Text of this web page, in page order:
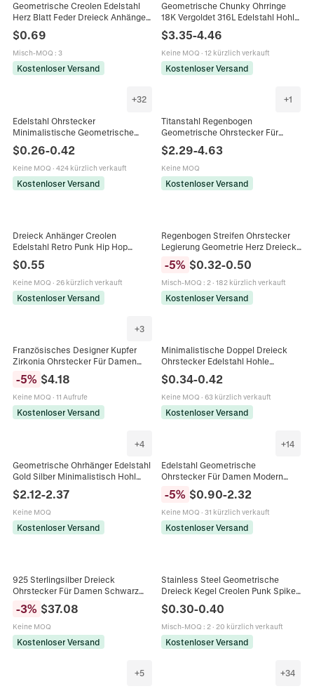
Geometrische Creolen Edelstahl
Herz Blatt Feder Dreieck Anhänger
Vintage Hip Hop Vergoldeter
Schmuck
$0.69
Misch-MOQ : 3
Kostenloser Versand
Geometrische Chunky Ohrringe
18K Vergoldet 316L Edelstahl Hohl
Dreieck Muschel Herz Stecker
Hoop Schmuck Damen
$3.35-4.46
Keine MOQ · 12 kürzlich verkauft
Kostenloser Versand
+32
Edelstahl Ohrstecker
Minimalistische Geometrische
Hop Mode Schmuck Für Damen
Herren
$0.26-0.42
Keine MOQ · 424 kürzlich verkauft
Kostenloser Versand
+1
Titanstahl Regenbogen
Geometrische Ohrstecker Für
Streetwear Dreieck Stern Rund
Emaille Schmuck
$2.29-4.63
Keine MOQ
Kostenloser Versand
Dreieck Anhänger Creolen
Edelstahl Retro Punk Hip Hop
Street Style Schmuck Herren
Damen
$0.55
Keine MOQ · 26 kürzlich verkauft
Kostenloser Versand
Regenbogen Streifen Ohrstecker
Legierung Geometrie Herz Dreieck
Rund Ohrringe Für Damen
Mädchen Mode Pride Month
Ohrschmuck
-5% $0.32-0.50
Misch-MOQ : 2· 182 kürzlich verkauft
Kostenloser Versand
+3
Französisches Designer Kupfer
Zirkonia Ohrstecker Für Damen
Individueller Trend Retro
Geometrische Dreieck Ohrringe
Schmuck
-5% $4.18
Keine MOQ · 11 Aufrufe
Kostenloser Versand
Minimalistische Doppel Dreieck
Ohrstecker Edelstahl Hohle
Geometrische Schmuck Für Frauen
Männer Punk Rock Stil
Accessoires
$0.34-0.42
Keine MOQ · 63 kürzlich verkauft
Kostenloser Versand
+4
Geometrische Ohrhänger Edelstahl
Gold Silber Minimalistisch Hohl
Allergisch Damen Schmuck
$2.12-2.37
Keine MOQ
Kostenloser Versand
+14
Edelstahl Geometrische
Ohrstecker Für Damen Modern
Dreieck Gold Silber Vergoldeter
Schmuck
-5% $0.90-2.32
Keine MOQ · 31 kürzlich verkauft
Kostenloser Versand
925 Sterlingsilber Dreieck
Ohrstecker Für Damen Schwarz
Tropfkleber Geometrisch
Minimalistisch Gehämmerte Textur
Koreanischer Stil Schmuck
-3% $37.08
Keine MOQ
Kostenloser Versand
Stainless Steel Geometrische
Dreieck Kegel Creolen Punk Spike
Anhänger Schmuck Für Männer
Und Frauen
$0.30-0.40
Misch-MOQ : 2· 20 kürzlich verkauft
Kostenloser Versand
+5 +34